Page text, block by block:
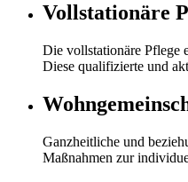
Vollstationäre
Die vollstationäre Pflege
Diese qualifizierte und
Ganzheitliche und
Maßnahmen zur